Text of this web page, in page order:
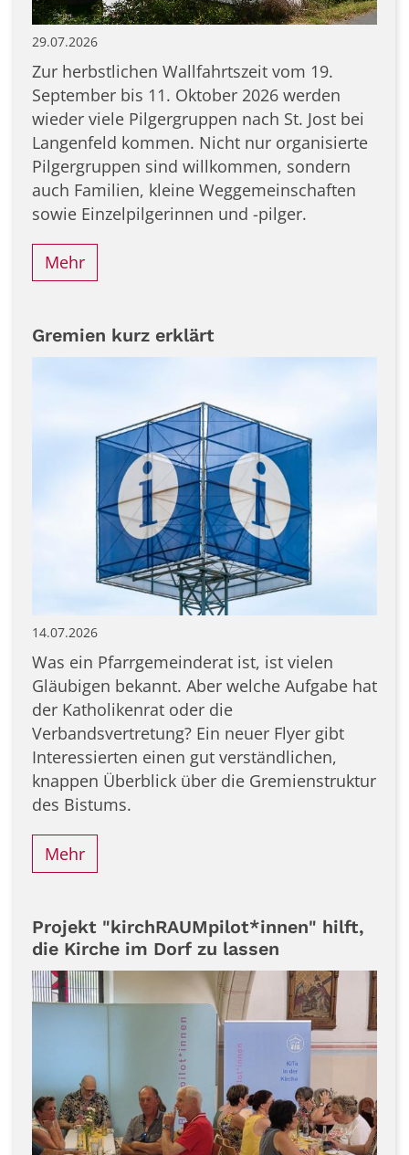
29.07.2026
Zur herbstlichen Wallfahrtszeit vom 19.
September bis 11. Oktober 2026 werden
wieder viele Pilgergruppen nach St. Jost bei
Langenfeld kommen. Nicht nur organisierte
Pilgergruppen sind willkommen, sondern
auch Familien, kleine Weggemeinschaften
sowie Einzelpilgerinnen und -pilger.
Mehr
Gremien kurz erklärt
14.07.2026
Was ein Pfarrgemeinderat ist, ist vielen
Gläubigen bekannt. Aber welche Aufgabe hat
der Katholikenrat oder die
Verbandsvertretung? Ein neuer Flyer gibt
Interessierten einen gut verständlichen,
knappen Überblick über die Gremienstruktur
des Bistums.
Mehr
Projekt "kirchRAUMpilot*innen" hilft,
die Kirche im Dorf zu lassen